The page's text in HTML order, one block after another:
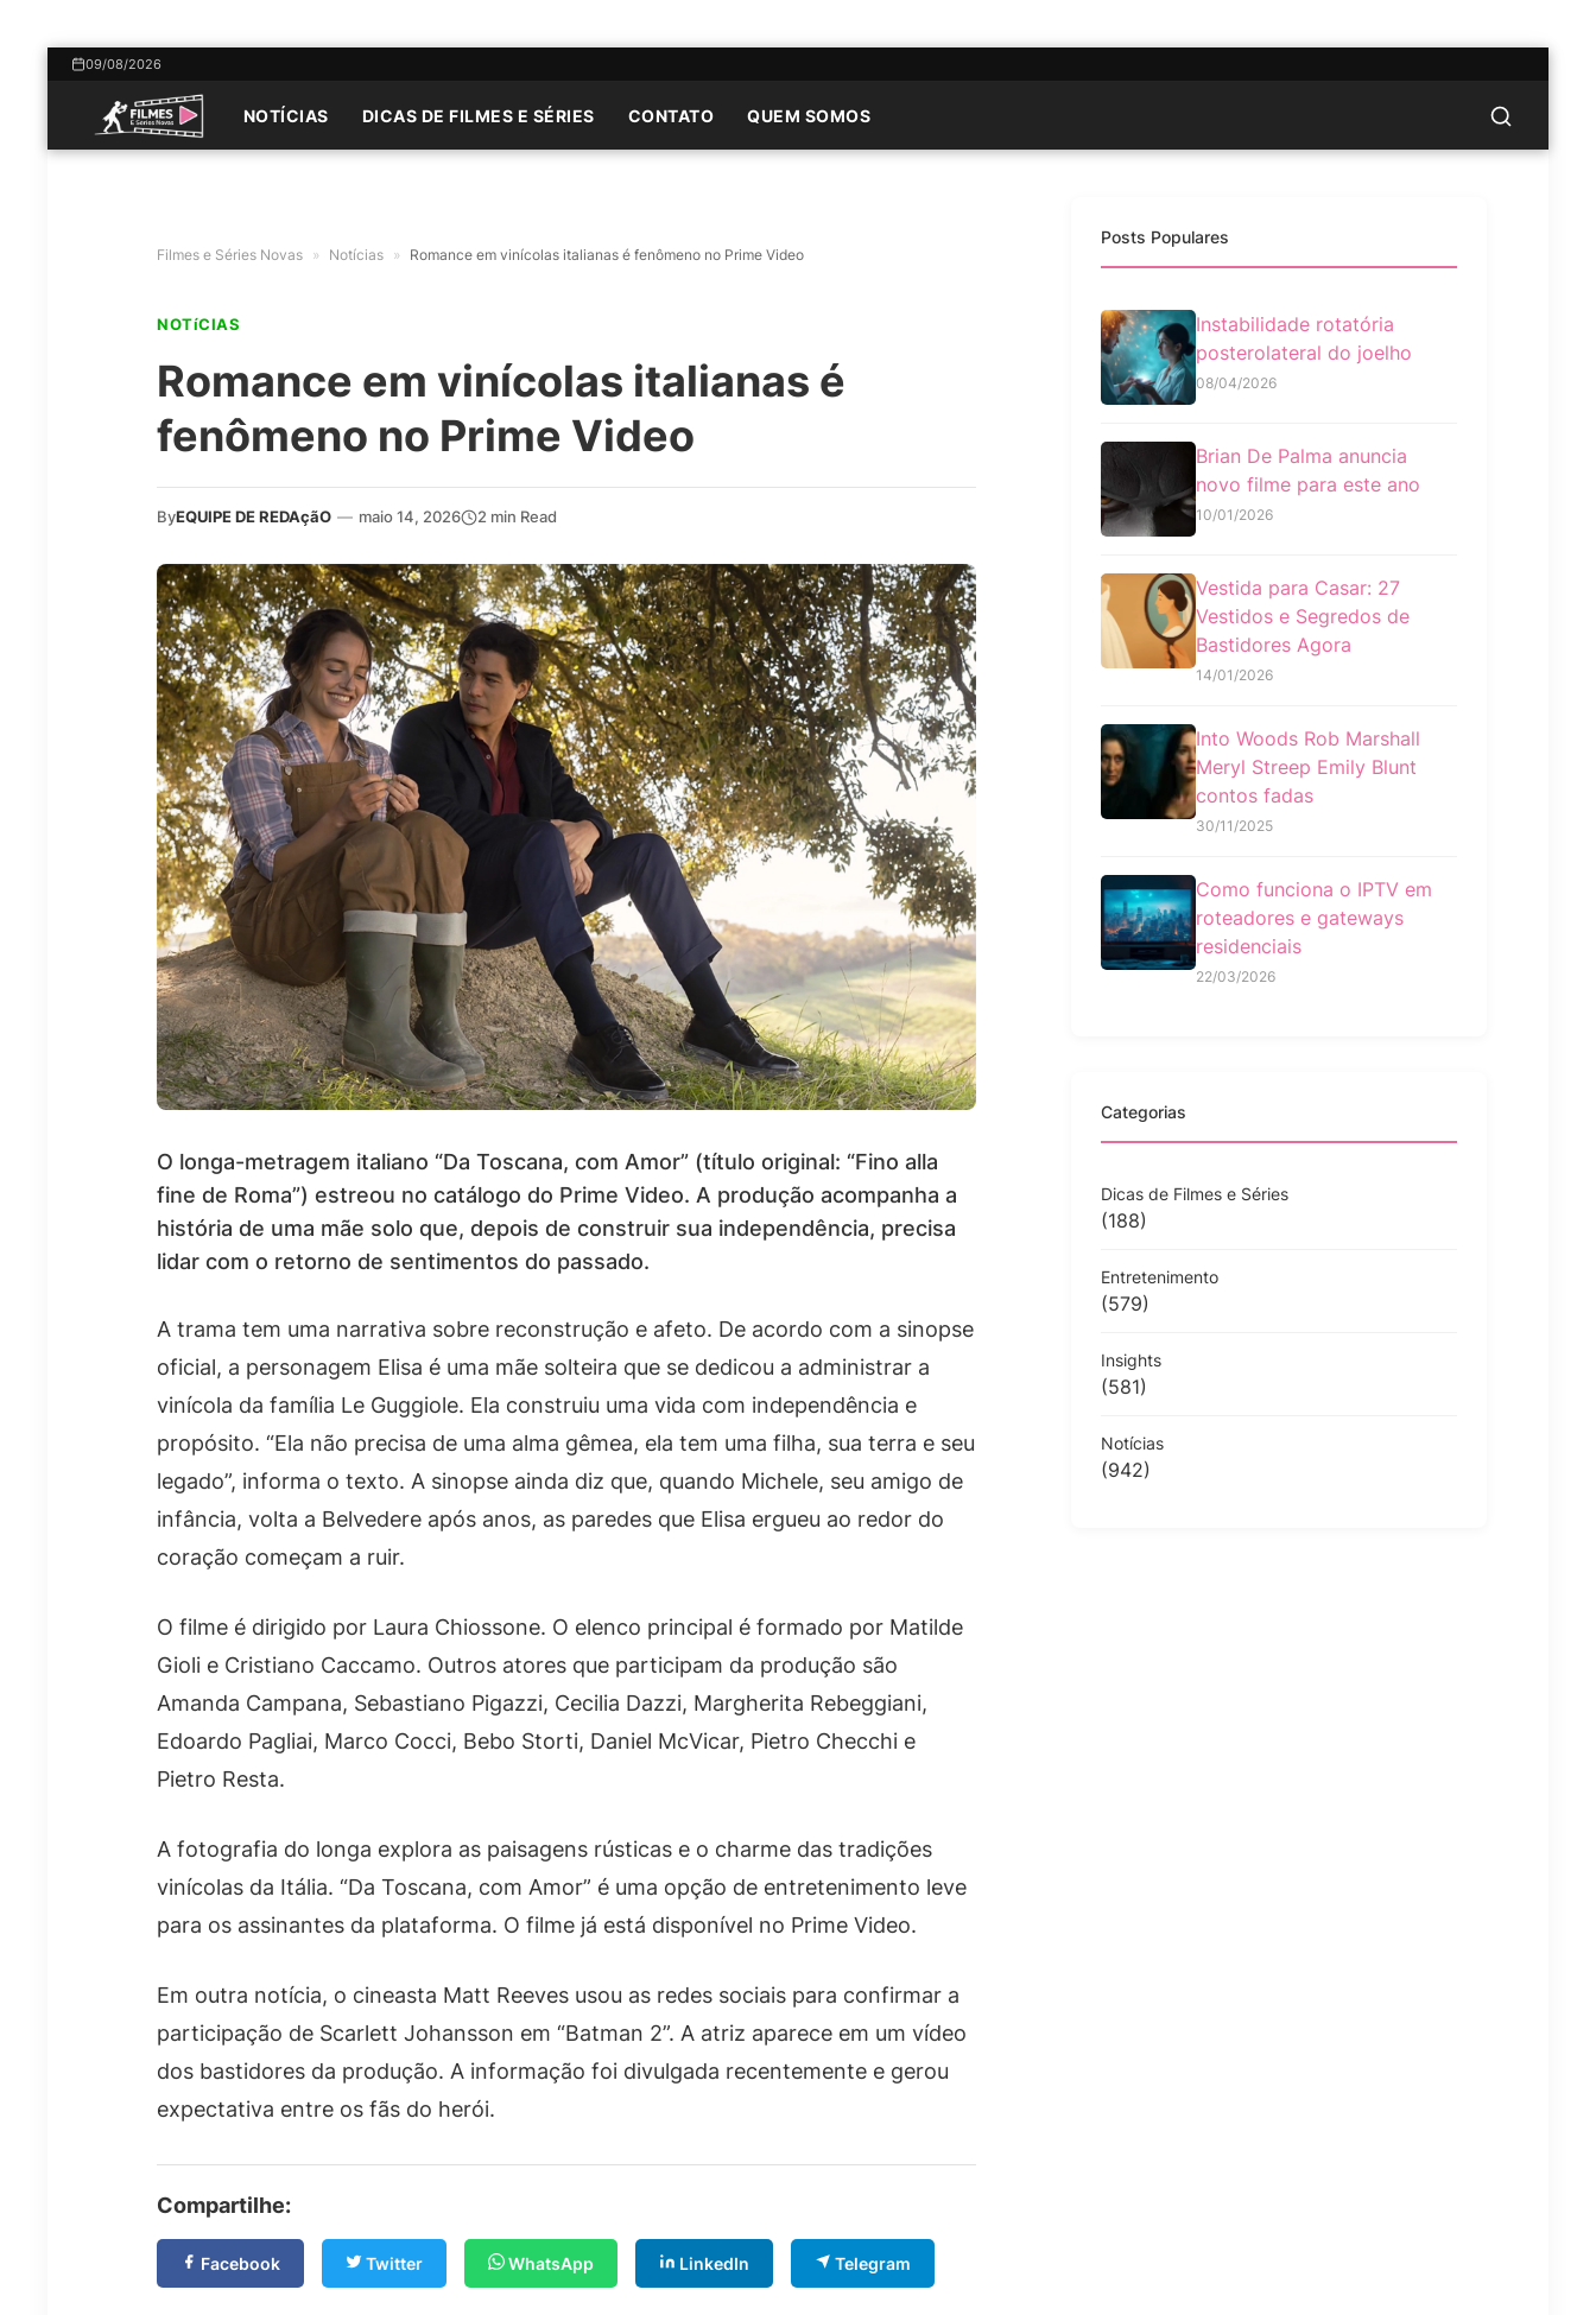
09/08/2026
NOTÍCIAS DICAS DE FILMES E SÉRIES CONTATO QUEM SOMOS
Filmes e Séries Novas » Notícias » Romance em vinícolas italianas é fenômeno no Prime Video
NOTíCIAS
Romance em vinícolas italianas é
fenômeno no Prime Video
ByEQUIPE DE REDAçãO — maio 14, 2026 2 min Read
O longa-metragem italiano “Da Toscana, com Amor” (título original: “Fino alla
fine de Roma”) estreou no catálogo do Prime Video. A produção acompanha a
história de uma mãe solo que, depois de construir sua independência, precisa
lidar com o retorno de sentimentos do passado.
A trama tem uma narrativa sobre reconstrução e afeto. De acordo com a sinopse
oficial, a personagem Elisa é uma mãe solteira que se dedicou a administrar a
vinícola da família Le Guggiole. Ela construiu uma vida com independência e
propósito. “Ela não precisa de uma alma gêmea, ela tem uma filha, sua terra e seu
legado”, informa o texto. A sinopse ainda diz que, quando Michele, seu amigo de
infância, volta a Belvedere após anos, as paredes que Elisa ergueu ao redor do
coração começam a ruir.
O filme é dirigido por Laura Chiossone. O elenco principal é formado por Matilde
Gioli e Cristiano Caccamo. Outros atores que participam da produção são
Amanda Campana, Sebastiano Pigazzi, Cecilia Dazzi, Margherita Rebeggiani,
Edoardo Pagliai, Marco Cocci, Bebo Storti, Daniel McVicar, Pietro Checchi e
Pietro Resta.
A fotografia do longa explora as paisagens rústicas e o charme das tradições
vinícolas da Itália. “Da Toscana, com Amor” é uma opção de entretenimento leve
para os assinantes da plataforma. O filme já está disponível no Prime Video.
Em outra notícia, o cineasta Matt Reeves usou as redes sociais para confirmar a
participação de Scarlett Johansson em “Batman 2”. A atriz aparece em um vídeo
dos bastidores da produção. A informação foi divulgada recentemente e gerou
expectativa entre os fãs do herói.
Compartilhe:
Facebook Twitter WhatsApp LinkedIn Telegram
Posts Populares
Instabilidade rotatória
posterolateral do joelho
08/04/2026
Brian De Palma anuncia
novo filme para este ano
10/01/2026
Vestida para Casar: 27
Vestidos e Segredos de
Bastidores Agora
14/01/2026
Into Woods Rob Marshall
Meryl Streep Emily Blunt
contos fadas
30/11/2025
Como funciona o IPTV em
roteadores e gateways
residenciais
22/03/2026
Categorias
Dicas de Filmes e Séries
(188)
Entretenimento
(579)
Insights
(581)
Notícias
(942)